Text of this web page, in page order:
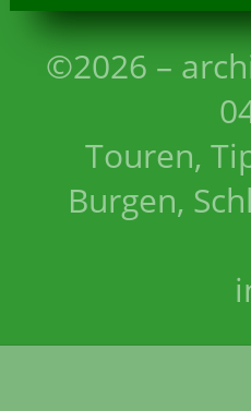
©2026 –
Touren,
Burgen,